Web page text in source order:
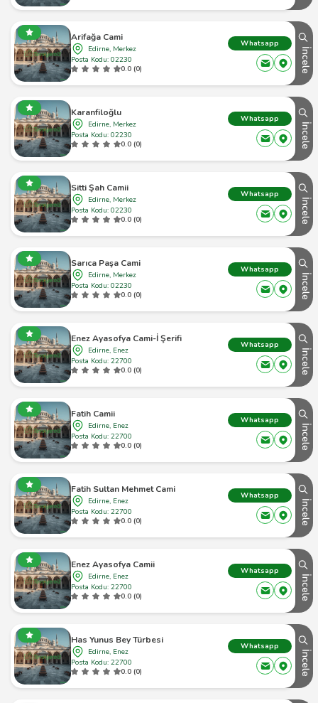
Arifağa Cami
Edirne, Merkez
Posta Kodu: 02230
0.0 (0)
Whatsapp
İncele
Karanfiloğlu
Edirne, Merkez
Posta Kodu: 02230
0.0 (0)
Whatsapp
İncele
Sitti Şah Camii
Edirne, Merkez
Posta Kodu: 02230
0.0 (0)
Whatsapp
İncele
Sarıca Paşa Cami
Edirne, Merkez
Posta Kodu: 02230
0.0 (0)
Whatsapp
İncele
Enez Ayasofya Cami-İ Şerifi
Edirne, Enez
Posta Kodu: 22700
0.0 (0)
Whatsapp
İncele
Fatih Camii
Edirne, Enez
Posta Kodu: 22700
0.0 (0)
Whatsapp
İncele
Fatih Sultan Mehmet Cami
Edirne, Enez
Posta Kodu: 22700
0.0 (0)
Whatsapp
İncele
Enez Ayasofya Camii
Edirne, Enez
Posta Kodu: 22700
0.0 (0)
Whatsapp
İncele
Has Yunus Bey Türbesi
Edirne, Enez
Posta Kodu: 22700
0.0 (0)
Whatsapp
İncele